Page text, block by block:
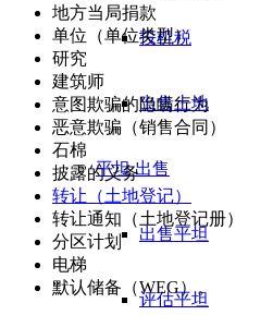
投机税
出售土地
平坦出售
出售平坦
评估平坦
地方当局捐款
单位（单位类型）
研究
建筑师
意图欺骗的隐瞒行为
恶意欺骗（销售合同）
石棉
披露的义务
转让（土地登记）
转让通知（土地登记册）
分区计划
电梯
默认储备（WEG）。